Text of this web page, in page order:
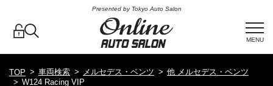
Presented by Tokyo Auto Salon
MENU
TOP 車両検索 メルセデス・ベンツ
他 メルセデス・ベンツ
W124 Racing VIP